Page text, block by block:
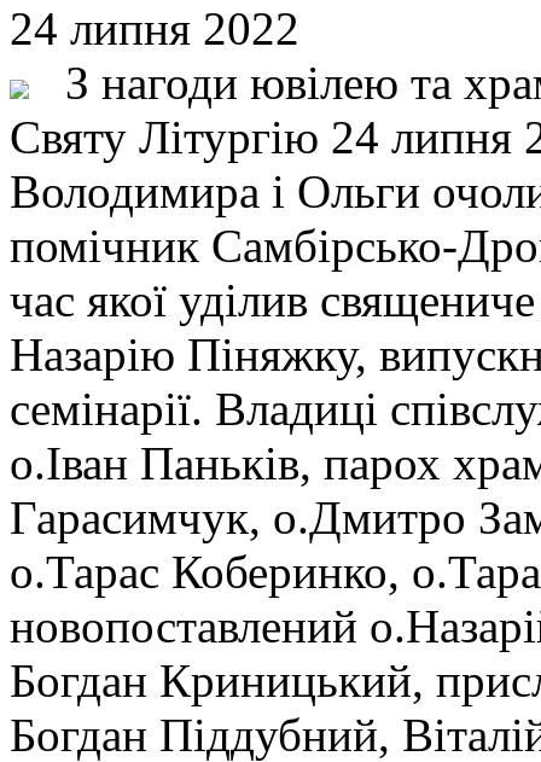
24 липня 2022
З нагоди ювілею та
Святу Літургію 24 липня
Володимира і Ольги
помічник Самбірсько-
час якої уділив
Назарію Піняжку,
семінарії. Владиці
о.Іван Паньків, парох
Гарасимчук, о.Дмитро
о.Тарас Коберинко,
новопоставлений
Богдан Криницький,
Богдан Піддубний,